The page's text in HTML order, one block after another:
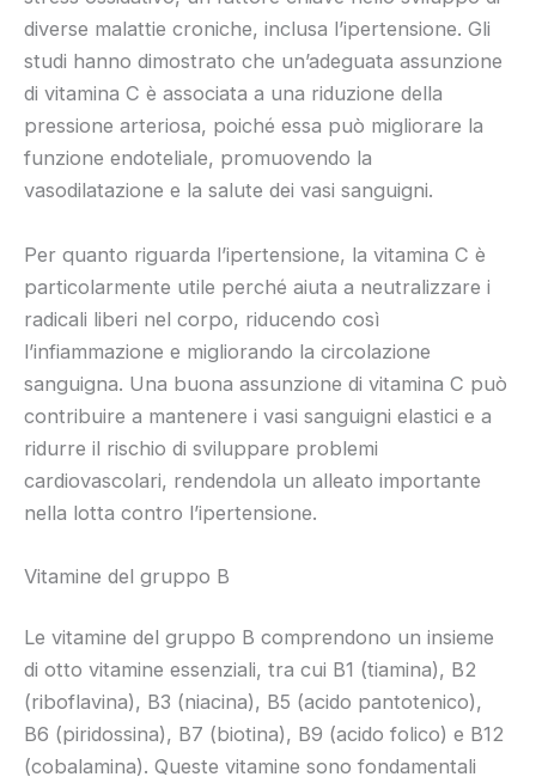
diverse malattie croniche, inclusa l’ipertensione. Gli
studi hanno dimostrato che un’adeguata assunzione
di vitamina C è associata a una riduzione della
pressione arteriosa, poiché essa può migliorare la
funzione endoteliale, promuovendo la
vasodilatazione e la salute dei vasi sanguigni.
Per quanto riguarda l’ipertensione, la vitamina C è
particolarmente utile perché aiuta a neutralizzare i
radicali liberi nel corpo, riducendo così
l’infiammazione e migliorando la circolazione
sanguigna. Una buona assunzione di vitamina C può
contribuire a mantenere i vasi sanguigni elastici e a
ridurre il rischio di sviluppare problemi
cardiovascolari, rendendola un alleato importante
nella lotta contro l’ipertensione.
Vitamine del gruppo B
Le vitamine del gruppo B comprendono un insieme
di otto vitamine essenziali, tra cui B1 (tiamina), B2
(riboflavina), B3 (niacina), B5 (acido pantotenico),
B6 (piridossina), B7 (biotina), B9 (acido folico) e B12
(cobalamina). Queste vitamine sono fondamentali